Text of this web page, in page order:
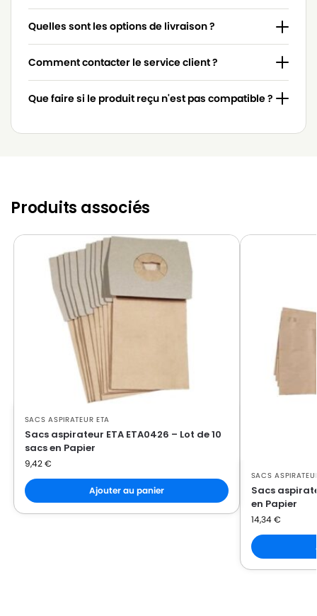
Quelles sont les options de livraison ?
Comment contacter le service client ?
Que faire si le produit reçu n'est pas compatible ?
Produits associés
SACS ASPIRATEUR ETA
Sacs aspirateur ETA ETA0426 – Lot de 10
sacs en Papier
9,42€
Ajouter au panier
SACS
Sacs
en Papier
14,34€